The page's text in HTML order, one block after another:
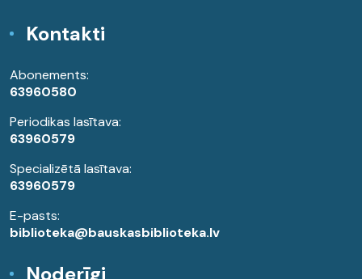
Kontakti
Abonements:
63960580
Periodikas lasītava:
63960579
Specializētā lasītava:
63960579
E-pasts:
biblioteka@bauskasbiblioteka.lv
Noderīgi